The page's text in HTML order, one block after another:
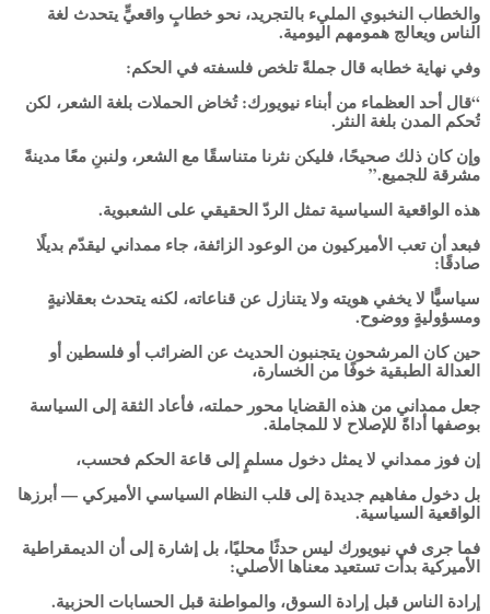
والخطاب النخبوي المليء بالتجريد، نحو خطابٍ واقعيٍّ يتحدث لغة
الناس ويعالج همومهم اليومية.
وفي نهاية خطابه قال جملةً تلخص فلسفته في الحكم:
“قال أحد العظماء من أبناء نيويورك: تُخاض الحملات بلغة الشعر، لكن
تُحكم المدن بلغة النثر.
وإن كان ذلك صحيحًا، فليكن نثرنا متناسقًا مع الشعر، ولنبنِ معًا مدينةً
مشرقة للجميع.”
هذه الواقعية السياسية تمثل الردّ الحقيقي على الشعبوية.
فبعد أن تعب الأميركيون من الوعود الزائفة، جاء ممداني ليقدّم بديلًا
صادقًا:
سياسيًّا لا يخفي هويته ولا يتنازل عن قناعاته، لكنه يتحدث بعقلانيةٍ
ومسؤوليةٍ ووضوح.
حين كان المرشحون يتجنبون الحديث عن الضرائب أو فلسطين أو
العدالة الطبقية خوفًا من الخسارة،
جعل ممداني من هذه القضايا محور حملته، فأعاد الثقة إلى السياسة
بوصفها أداةً للإصلاح لا للمجاملة.
إن فوز ممداني لا يمثل دخول مسلمٍ إلى قاعة الحكم فحسب،
بل دخول مفاهيم جديدة إلى قلب النظام السياسي الأميركي — أبرزها
الواقعية السياسية.
فما جرى في نيويورك ليس حدثًا محليًا، بل إشارة إلى أن الديمقراطية
الأميركية بدأت تستعيد معناها الأصلي:
إرادة الناس قبل إرادة السوق، والمواطنة قبل الحسابات الحزبية.